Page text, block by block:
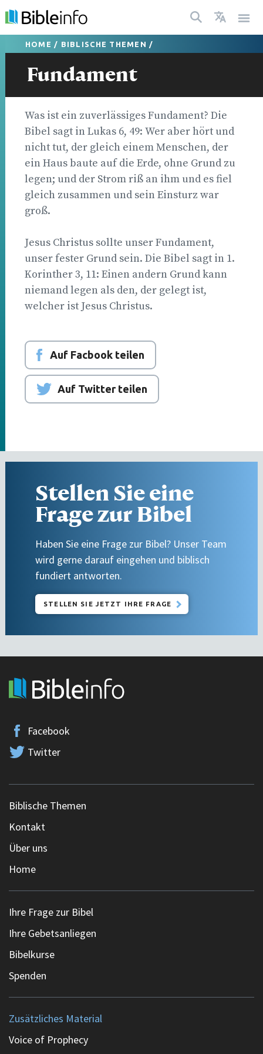
HOME / BIBLISCHE THEMEN /
Fundament
Was ist ein zuverlässiges Fundament? Die
Bibel sagt in Lukas 6, 49: Wer aber hört und
nicht tut, der gleich einem Menschen, der
ein Haus baute auf die Erde, ohne Grund zu
legen; und der Strom riß an ihm und es fiel
gleich zusammen und sein Einsturz war
groß.
Jesus Christus sollte unser Fundament,
unser fester Grund sein. Die Bibel sagt in 1.
Korinther 3, 11: Einen andern Grund kann
niemand legen als den, der gelegt ist,
welcher ist Jesus Christus.
Auf Facbook teilen
Auf Twitter teilen
Stellen Sie eine
Frage zur Bibel
Haben Sie eine Frage zur Bibel? Unser Team
wird gerne darauf eingehen und biblisch
fundiert antworten.
STELLEN SIE JETZT IHRE FRAGE
Facebook
Twitter
Biblische Themen
Kontakt
Über uns
Home
Ihre Frage zur Bibel
Ihre Gebetsanliegen
Bibelkurse
Spenden
Zusätzliches Material
Voice of Prophecy